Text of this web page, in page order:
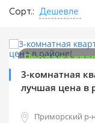
Сорт.: Дешевле
Продажа
3-комнатная
лучшая цена в
Приморский р-